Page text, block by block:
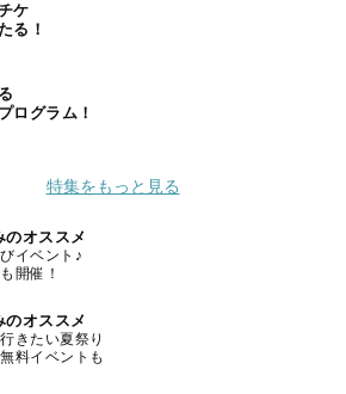
ケ
る！
ログラム！
特集をもっと見る
のオススメ
イベント♪
開催！
のオススメ
きたい夏祭り
料イベントも